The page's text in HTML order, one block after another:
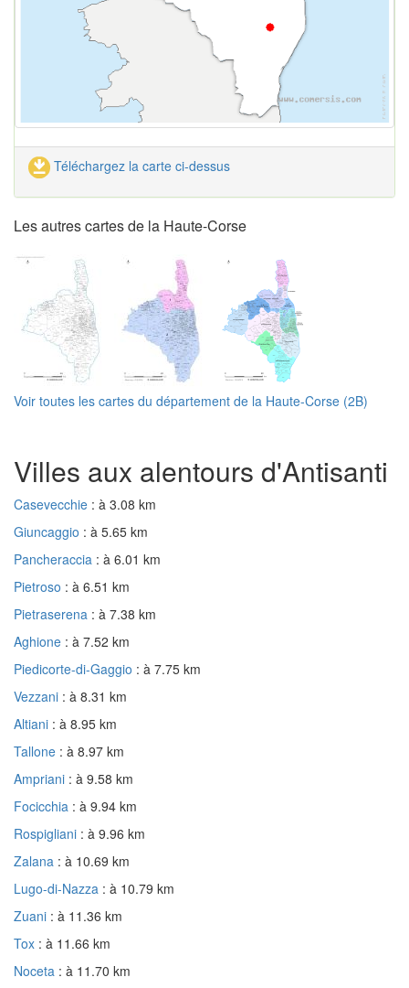
Téléchargez la carte ci-dessus
Les autres cartes de la Haute-Corse
Voir toutes les cartes du département de la Haute-Corse (2B)
Villes aux alentours d'Antisanti
Casevecchie : à 3.08 km
Giuncaggio : à 5.65 km
Pancheraccia : à 6.01 km
Pietroso : à 6.51 km
Pietraserena : à 7.38 km
Aghione : à 7.52 km
Piedicorte-di-Gaggio : à 7.75 km
Vezzani : à 8.31 km
Altiani : à 8.95 km
Tallone : à 8.97 km
Ampriani : à 9.58 km
Focicchia : à 9.94 km
Rospigliani : à 9.96 km
Zalana : à 10.69 km
Lugo-di-Nazza : à 10.79 km
Zuani : à 11.36 km
Tox : à 11.66 km
Noceta : à 11.70 km